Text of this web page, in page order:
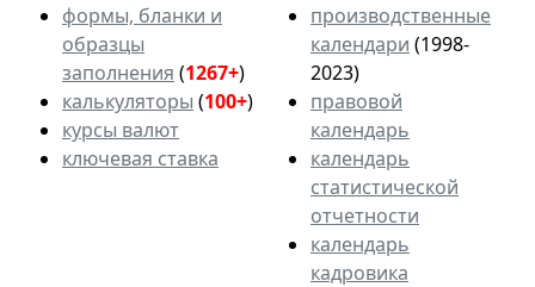
формы, бланки и
образцы
заполнения (1267+)
калькуляторы (100+)
курсы валют
ключевая ставка
производственные
календари (1998-
2023)
правовой
календарь
календарь
статистической
отчетности
календарь
кадровика